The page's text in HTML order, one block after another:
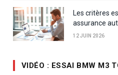
Les critères
assurance
12 JUIN 2026
VIDÉO : ESSAI BMW M3